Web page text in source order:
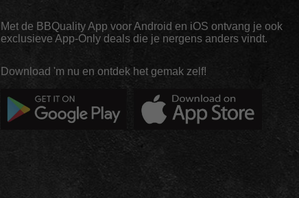
Met de BBQuality App voor Android en iOS ontvang je ook
exclusieve App-Only deals die je nergens anders vindt.
Download 'm nu en ontdek het gemak zelf!